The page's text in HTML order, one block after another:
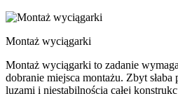
Montaż wyciągarki
Montaż wyciągarki to zadanie
dobranie miejsca montażu. Zbyt
luzami i niestabilnością całej